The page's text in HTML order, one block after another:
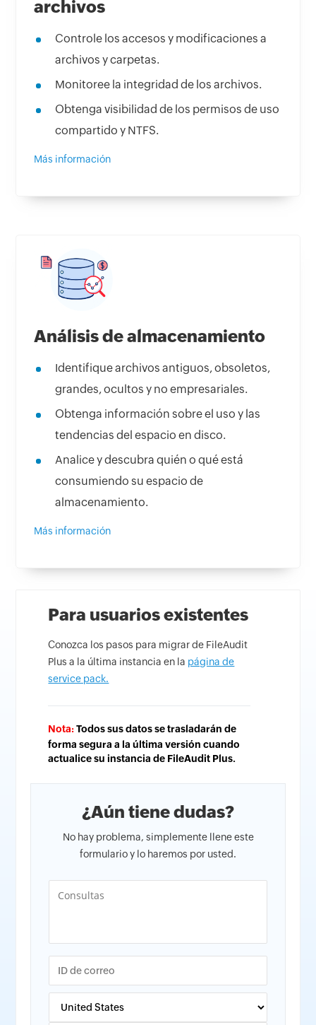
archivos
Controle los accesos y modificaciones a
archivos y carpetas.
Monitoree la integridad de los archivos.
Obtenga visibilidad de los permisos de uso
compartido y NTFS.
Más información
Análisis de almacenamiento
Identifique archivos antiguos, obsoletos,
grandes, ocultos y no empresariales.
Obtenga información sobre el uso y las
tendencias del espacio en disco.
Analice y descubra quién o qué está
consumiendo su espacio de
almacenamiento.
Más información
Para usuarios existentes
Conozca los pasos para migrar de FileAudit
Plus a la última instancia en la página de
service pack.
Nota:Todos sus datos se trasladarán de
forma segura a la última versión cuando
actualice su instancia de FileAudit Plus.
¿Aún tiene dudas?
No hay problema, simplemente llene este
formulario y lo haremos por usted.